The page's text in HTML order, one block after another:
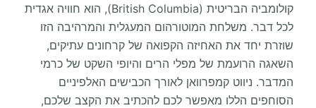
קולומביה הבריטית (British Columbia), הוא חוויה אגדית
לכל דבר. משלחת המוטורהום המעגלית והמרהיבה הזו
שוזרת יחד את האחיזה הקפואה של קרחונים עתיקים,
השאגה הרועמת של מפלי הרים והיופי השקט של כרמי
המדבר. ניווט קמפרוואן לאורך הכבישים האלפיניים
הסוחפים הללו מאפשר לכם להכתיב את הקצב שלכם,